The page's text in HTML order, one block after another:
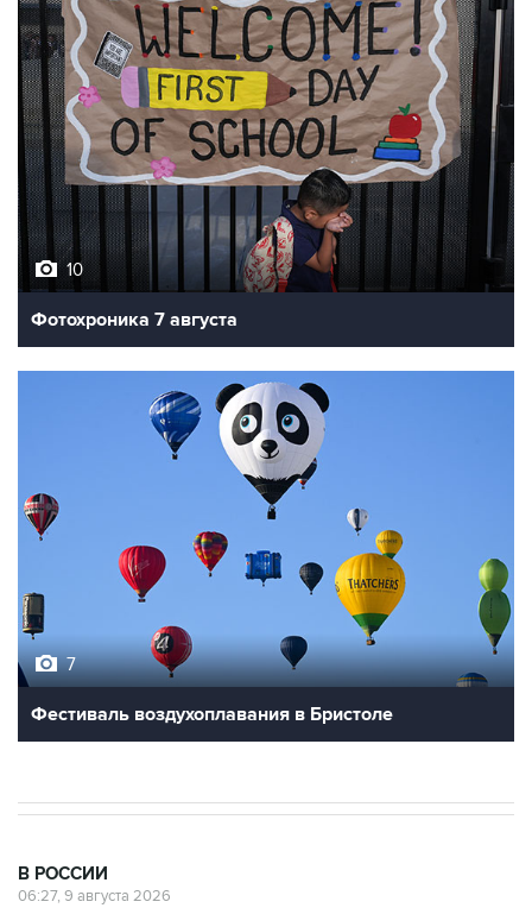
10
Фотохроника 7 августа
7
Фестиваль воздухоплавания в Бристоле
В РОССИИ
06:27, 9 августа 2026